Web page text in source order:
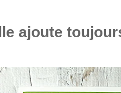
ajoute